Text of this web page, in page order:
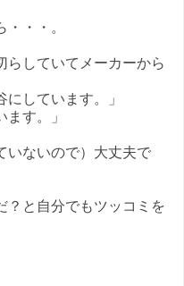
・・。
らしていてメーカーから
にしています。」
ます。」
いないので）大丈夫で
？と自分でもツッコミを